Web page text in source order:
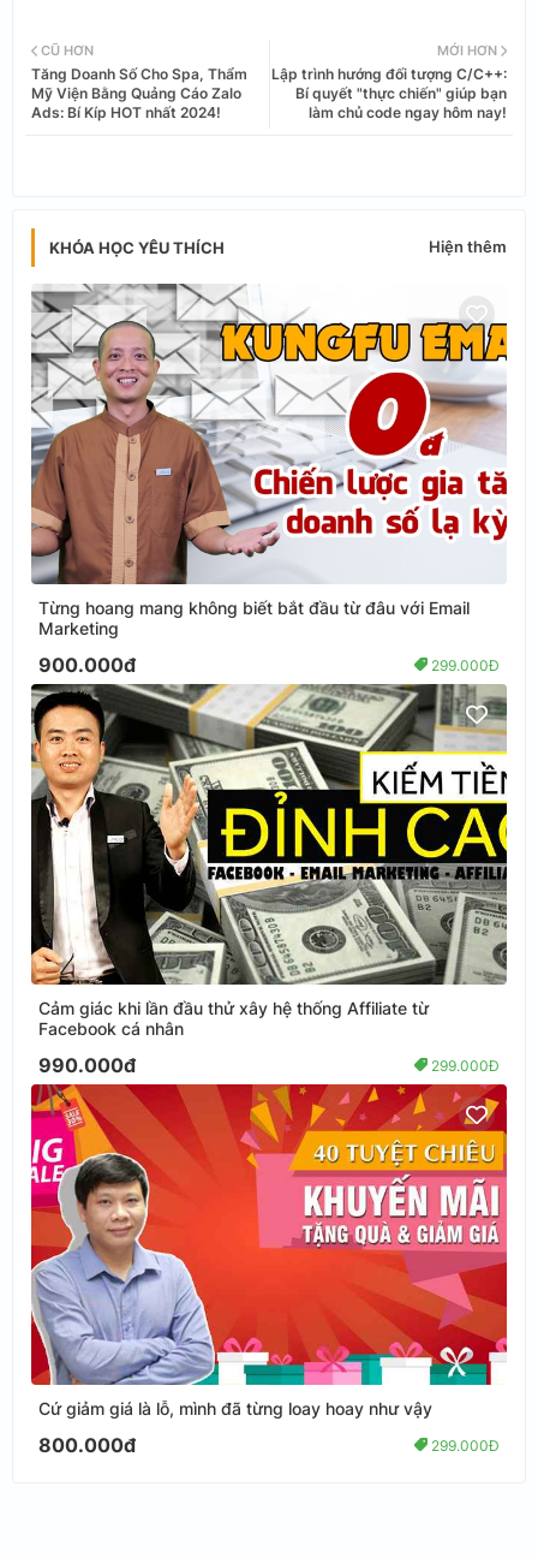
tter ats
MỚI HƠN
Lập trình hướng đối tượng C/C++:
Bí quyết "thực chiến" giúp bạn
làm chủ code ngay hôm nay!
CŨ HƠN
Tăng Doanh Số Cho Spa, Thẩm
Mỹ Viện Bằng Quảng Cáo Zalo
Ads: Bí Kíp HOT nhất 2024!
KHÓA HỌC YÊU THÍCH Hiện thêm
Từng hoang mang không biết bắt đầu từ đâu với Email
Marketing
900.000đ 299.000Đ
Cảm giác khi lần đầu thử xây hệ thống Affiliate từ
Facebook cá nhân
990.000đ 299.000Đ
Cứ giảm giá là lỗ, mình đã từng loay hoay như vậy
800.000đ 299.000Đ